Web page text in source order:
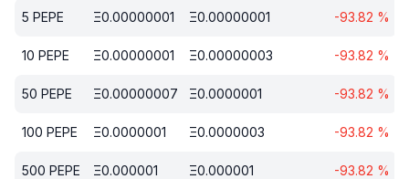
5 PEPE Ξ0.00000001 Ξ0.00000001 -93.82 %
10 PEPE Ξ0.00000001 Ξ0.00000003 -93.82 %
50 PEPE Ξ0.00000007 Ξ0.0000001 -93.82 %
100 PEPE Ξ0.0000001 Ξ0.0000003 -93.82 %
500 PEPE Ξ0.000001 Ξ0.000001 -93.82 %